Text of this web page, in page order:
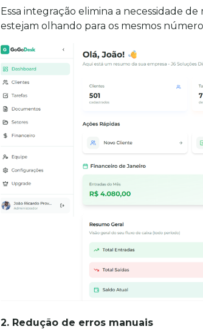
Essa integração elimina a necessidade
estejam olhando para os mesmos
2. Redução de erros manuais